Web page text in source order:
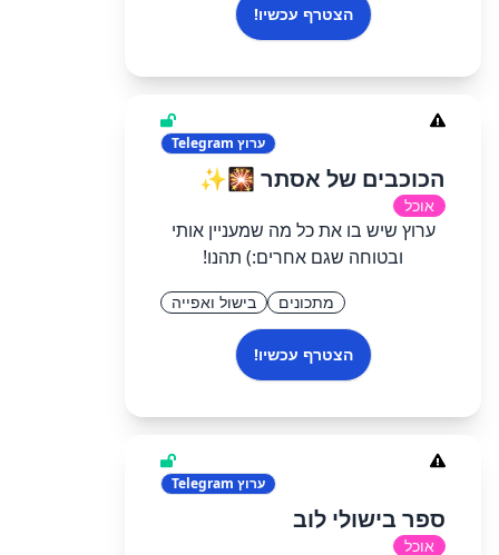
הצטרף עכשיו!
ערוץ
הכוכבים של אסתר 🎇✨
אוכל
ערוץ שיש בו את כל מה שמעניין אותי
ובטוחה שגם אחרים:) תהנו!
מתכונים בישול ואפייה
הצטרף עכשיו!
ערוץ
ספר בישולי לוב
אוכל